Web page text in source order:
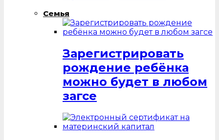
Семья
Зарегистрировать
рождение ребёнка
можно будет в любом
загсе